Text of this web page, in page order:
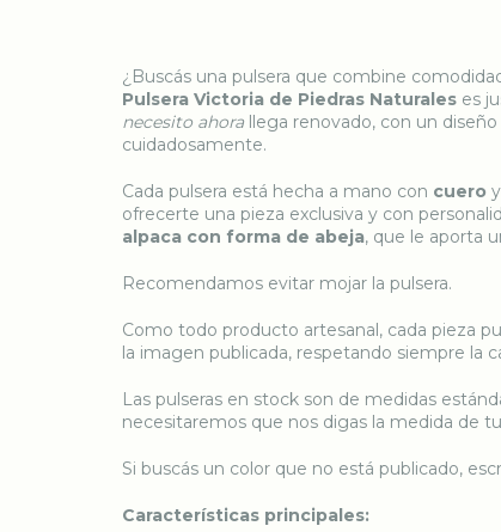
¿Buscás una pulsera que combine
Pulsera Victoria de Piedras Naturales es
necesito ahora llega renovado, con un
cuidadosamente.
Cada pulsera está hecha a mano con cuero y
ofrecerte una pieza exclusiva y con
alpaca con forma de abeja, que le aporta
Recomendamos evitar mojar la pulsera.
Como todo producto artesanal, cada pieza
la imagen publicada, respetando siempre la
Las pulseras en stock son de medidas
necesitaremos que nos digas la medida de
Si buscás un color que no está publicado,
Características principales: